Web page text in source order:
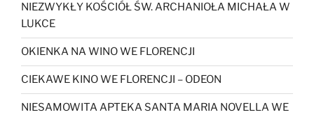
NIEZWYKŁY KOŚCIÓŁ ŚW. ARCHANIOŁA MICHAŁA W
LUKCE
OKIENKA NA WINO WE FLORENCJI
CIEKAWE KINO WE FLORENCJI – ODEON
NIESAMOWITA APTEKA SANTA MARIA NOVELLA WE